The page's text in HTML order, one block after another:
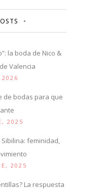
la boda de Nico &
Valencia
2026
de bodas para que
2025
feminidad,
2025
La respuesta